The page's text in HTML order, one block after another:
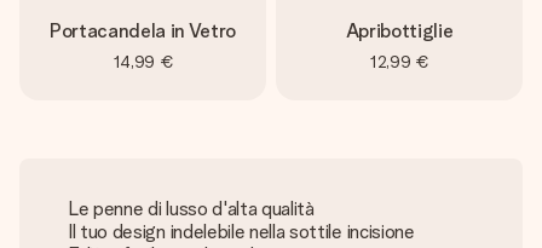
Portacandela in Vetro
14,99 €
Apribottiglie
12,99 €
Le penne di lusso d'alta qualità
Il tuo design indelebile nella sottile incisione